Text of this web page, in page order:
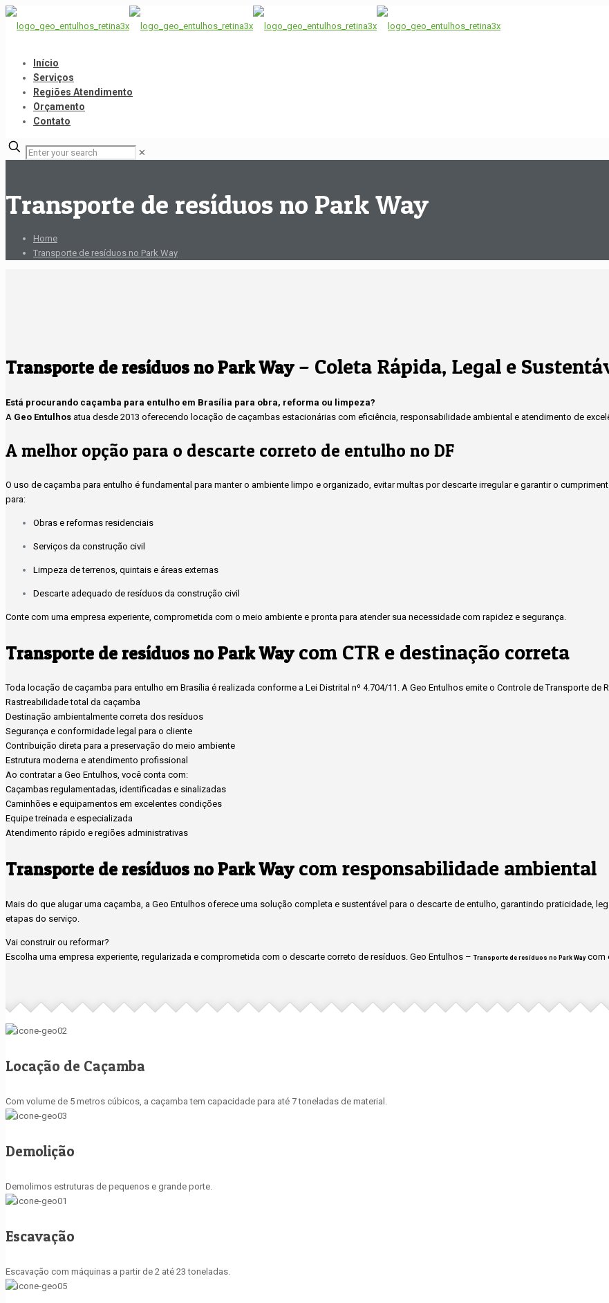
Início
Serviços
Regiões Atendimento
Orçamento
Contato
✕
Transporte de resíduos no Park Way
Home
Transporte de resíduos no Park Way
Transporte de resíduos no Park Way– Coleta Rápida, Legal e
Está procurando caçamba para entulho em Brasília para obra, reforma ou limpeza?
A Geo Entulhos atua desde 2013 oferecendo locação de caçambas estacionárias com eficiência, responsabilidade ambiental e atendimento de
A melhor opção para o descarte correto de entulho no DF
O uso de caçamba para entulho é fundamental para manter o ambiente limpo e organizado, evitar multas por descarte irregular e garantir o
para:
Obras e reformas residenciais
Serviços da construção civil
Limpeza de terrenos, quintais e áreas externas
Descarte adequado de resíduos da construção civil
Conte com uma empresa experiente, comprometida com o meio ambiente e pronta para atender sua necessidade com rapidez e segurança.
Transporte de resíduos no Park Waycom CTR e destinação correta
Toda locação de caçamba para entulho em Brasília é realizada conforme a Lei Distrital nº 4.704/11. A Geo Entulhos emite o Controle de Transporte de
Rastreabilidade total da caçamba
Destinação ambientalmente correta dos resíduos
Segurança e conformidade legal para o cliente
Contribuição direta para a preservação do meio ambiente
Estrutura moderna e atendimento profissional
Ao contratar a Geo Entulhos, você conta com:
Caçambas regulamentadas, identificadas e sinalizadas
Caminhões e equipamentos em excelentes condições
Equipe treinada e especializada
Atendimento rápido e regiões administrativas
Transporte de resíduos no Park Waycom responsabilidade ambiental
Mais do que alugar uma caçamba, a Geo Entulhos oferece uma solução completa e sustentável para o descarte de entulho, garantindo praticidade,
etapas do serviço.
Vai construir ou reformar?
Escolha uma empresa experiente, regularizada e comprometida com o descarte correto de resíduos. Geo Entulhos – Transporte de resíduos no Park Waycom
Locação de Caçamba
Com volume de 5 metros cúbicos, a caçamba tem capacidade para até 7 toneladas de material.
Demolição
Demolimos estruturas de pequenos e grande porte.
Escavação
Escavação com máquinas a partir de 2 até 23 toneladas.